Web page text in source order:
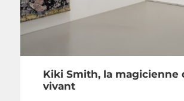
Kiki Smith, la magicienne
vivant